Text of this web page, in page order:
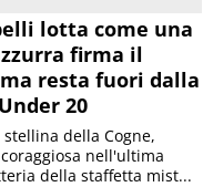
lotta come una
firma il
resta fuori dalla
20
della Cogne,
nell'ultima
della staffetta mist...